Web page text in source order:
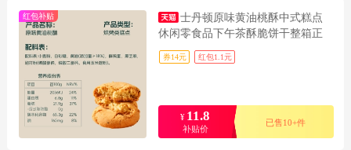
红包补贴
士丹顿原味黄油桃酥中式糕点
休闲零食品下午茶酥脆饼干整箱正
品
券14元 红包1.1元
¥ 11.8
补贴价
已售10+件